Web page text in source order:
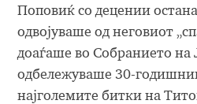
Поповиќ со децении
одвојуваше од неговиот
доаѓаше во Собранието на
одбележуваше 30-
најголемите битки на